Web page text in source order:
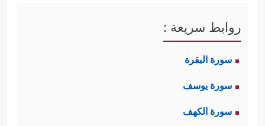
روابط سريعة :
سورة البقرة
سورة يوسف
سورة الكهف